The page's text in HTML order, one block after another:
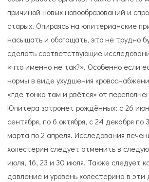
причиной новых новообразований и
старых. Опираясь на юпитерианские
насыщать и обогащать, это не трудно
сделать соответствующие
«что именно не так?». Особенно если
нормы в виде ухудшения
«где тонко там и рвётся» от
Юпитера затронет рождённых: с 26
сентября, по 6 октября, с 24 декабря по
марта по 2 апреля. Исследования
холестерин следует отменить в
июля, 16, 23 и 30 июля. Также следует
давление и уровень холестерина в эти